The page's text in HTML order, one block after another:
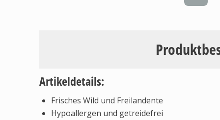
Artikeldetails:
Frisches Wild und Freilandente
Hypoallergen und getreidefrei